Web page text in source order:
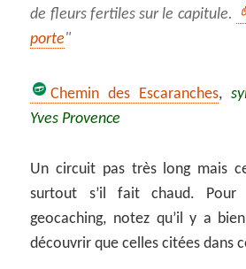
de fleurs fertiles sur le capitule.
porte
Chemin des Escaranches,
Yves Provence
Un circuit pas très long mais
surtout s’il fait chaud. Pour
geocaching, notez qu’il y a
découvrir que celles citées dans